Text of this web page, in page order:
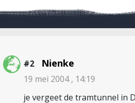
#2 Nienke
19 mei 2004 , 14:19
je vergeet de tramtunnel in